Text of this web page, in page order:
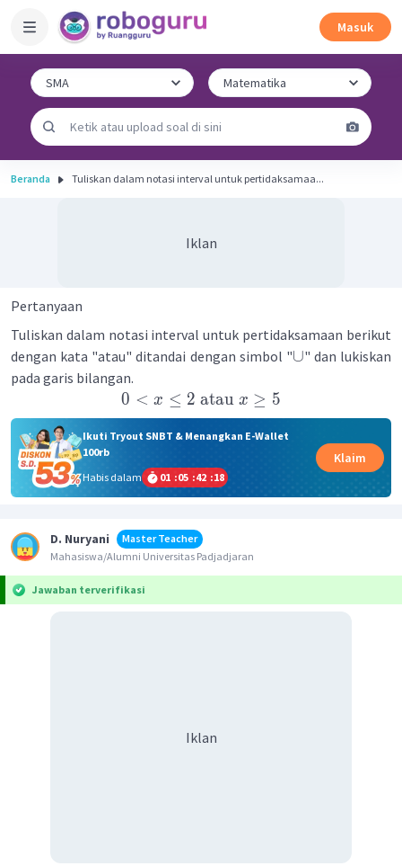
Masuk
Beranda Tuliskan dalam notasi interval untuk pertidaksamaa...
Iklan
Pertanyaan
Tuliskan dalam notasi interval untuk pertidaksamaan berikut
dengan kata "atau" ditandai dengan simbol "∪" dan lukiskan
pada garis bilangan.
0 < x ≤ 2 atau x ≥ 5
Ikuti Tryout SNBT & Menangkan E-Wallet
100rb
Habis dalam
01 :05 :42 :18
Klaim
D. Nuryani
Master Teacher
Mahasiswa/Alumni Universitas Padjadjaran
Jawaban terverifikasi
Iklan